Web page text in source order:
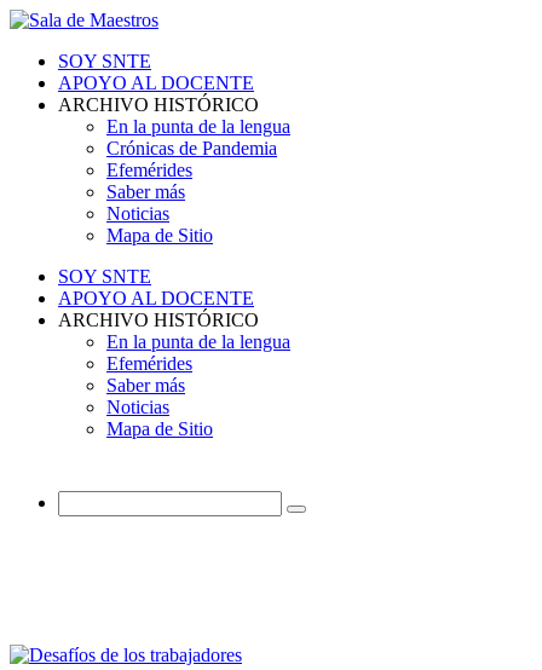
SOY SNTE
APOYO AL DOCENTE
ARCHIVO HISTÓRICO
En la punta de la lengua
Crónicas de Pandemia
Efemérides
Saber más
Noticias
Mapa de Sitio
SOY SNTE
APOYO AL DOCENTE
ARCHIVO HISTÓRICO
En la punta de la lengua
Efemérides
Saber más
Noticias
Mapa de Sitio